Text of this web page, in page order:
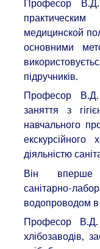
Професор
медицинской
основними
підручників.
Професор В.Д.
заняття з
навчального
діяльністю
Він вперше
санітарно-
водопроводом в
Професор
хлібозаводів,